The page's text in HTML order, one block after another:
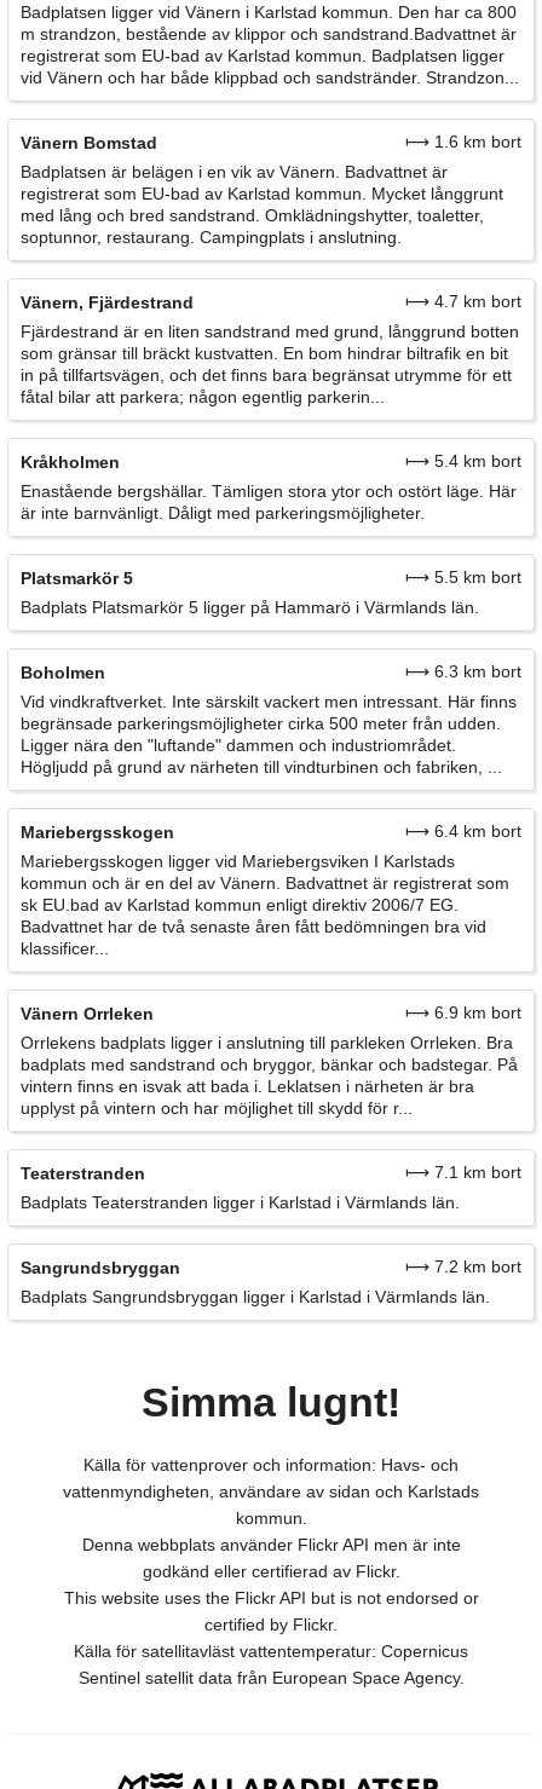
Badplatsen ligger vid Vänern i Karlstad kommun. Den har ca 800
m strandzon, bestående av klippor och sandstrand.Badvattnet är
registrerat som EU-bad av Karlstad kommun. Badplatsen ligger
vid Vänern och har både klippbad och sandstränder. Strandzon...
Vänern Bomstad
⟼ 1.6 km bort
Badplatsen är belägen i en vik av Vänern. Badvattnet är
registrerat som EU-bad av Karlstad kommun. Mycket långgrunt
med lång och bred sandstrand. Omklädningshytter, toaletter,
soptunnor, restaurang. Campingplats i anslutning.
Vänern, Fjärdestrand
⟼ 4.7 km bort
Fjärdestrand är en liten sandstrand med grund, långgrund botten
som gränsar till bräckt kustvatten. En bom hindrar biltrafik en bit
in på tillfartsvägen, och det finns bara begränsat utrymme för ett
fåtal bilar att parkera; någon egentlig parkerin...
Kråkholmen
⟼ 5.4 km bort
Enastående bergshällar. Tämligen stora ytor och ostört läge. Här
är inte barnvänligt. Dåligt med parkeringsmöjligheter.
Platsmarkör 5
⟼ 5.5 km bort
Badplats Platsmarkör 5 ligger på Hammarö i Värmlands län.
Boholmen
⟼ 6.3 km bort
Vid vindkraftverket. Inte särskilt vackert men intressant. Här finns
begränsade parkeringsmöjligheter cirka 500 meter från udden.
Ligger nära den "luftande" dammen och industriområdet.
Högljudd på grund av närheten till vindturbinen och fabriken, ...
Mariebergsskogen
⟼ 6.4 km bort
Mariebergsskogen ligger vid Mariebergsviken I Karlstads
kommun och är en del av Vänern. Badvattnet är registrerat som
sk EU.bad av Karlstad kommun enligt direktiv 2006/7 EG.
Badvattnet har de två senaste åren fått bedömningen bra vid
klassificer...
Vänern Orrleken
⟼ 6.9 km bort
Orrlekens badplats ligger i anslutning till parkleken Orrleken. Bra
badplats med sandstrand och bryggor, bänkar och badstegar. På
vintern finns en isvak att bada i. Leklatsen i närheten är bra
upplyst på vintern och har möjlighet till skydd för r...
Teaterstranden
⟼ 7.1 km bort
Badplats Teaterstranden ligger i Karlstad i Värmlands län.
Sangrundsbryggan
⟼ 7.2 km bort
Badplats Sangrundsbryggan ligger i Karlstad i Värmlands län.
Simma lugnt!
Källa för vattenprover och information: Havs- och
vattenmyndigheten, användare av sidan och Karlstads
kommun.
Denna webbplats använder Flickr API men är inte
godkänd eller certifierad av Flickr.
This website uses the Flickr API but is not endorsed or
certified by Flickr.
Källa för satellitavläst vattentemperatur: Copernicus
Sentinel satellit data från European Space Agency.